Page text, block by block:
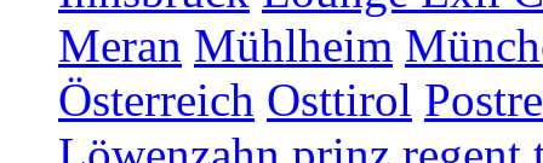
Meran Mühlheim
Österreich Osttirol